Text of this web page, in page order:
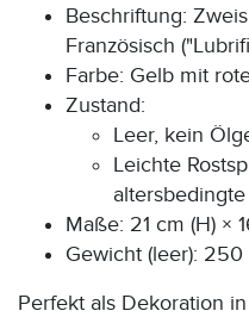
Beschriftung:
Französisch
Farbe: Gelb mit
Zustand:
Leer, kein
Leichte
Maße: 21 cm (H) ×
Gewicht (leer): 250
Perfekt als Dekoration